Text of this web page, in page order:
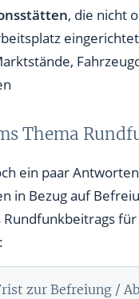
, die nicht
Thema
ein paar
in Bezug auf
Rundfunkbeitrags für
zur Befreiung /